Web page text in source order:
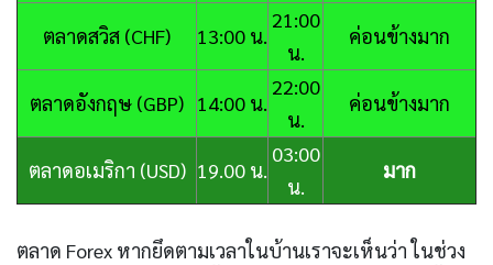
ตลาดสวิส (CHF) 13:00 น.
21:00
น.
ค่อนข้างมาก
ตลาดอังกฤษ (GBP) 14:00 น.
22:00
น.
ค่อนข้างมาก
ตลาดอเมริกา (USD) 19.00 น.
03:00
น.
มาก
ตลาด Forex หากยึดตามเวลาในบ้านเราจะเห็นว่า ในช่วง